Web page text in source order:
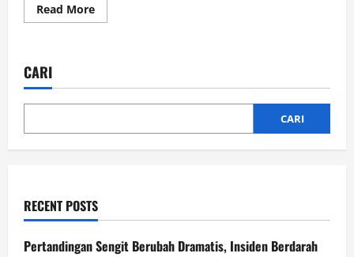
Read MoreRead
more
Salon
Injak
Qur’an
Berujung
CARI
CARI
RECENT POSTS
Pertandingan Sengit Berubah Dramatis, Insiden Berdarah